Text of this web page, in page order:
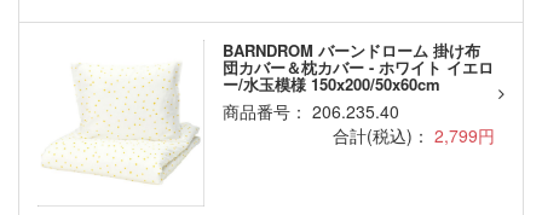
BARNDROM バーンドローム 掛け布
団カバー＆枕カバー - ホワイト イエロ
ー/水玉模様 150x200/50x60cm
商品番号： 206.235.40
合計(税込)： 2,799円